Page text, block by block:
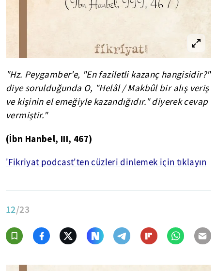
"Hz. Peygamber'e, "En faziletli kazanç hangisidir?"
diye sorulduğunda O, "Helâl/Makbûlbir alış veriş
ve kişinin el emeğiyle kazandığıdır." diyerek cevap
vermiştir."
(İbn Hanbel, III, 467)
'Fikriyat podcast'ten cüzleri dinlemek için tıklayın
12/23